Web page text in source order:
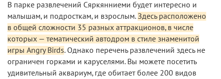
В парке развлечений Сяркянниеми будет интересно и
малышам, и подросткам, и взрослым.Здесь расположено
в общей сложности 35 разных аттракционов, в числе
которых — тематический автодром в стиле знаменитой
игры Angry Birds. Однако перечень развлечений здесь не
ограничен горками и каруселями. Вы можете посетить
удивительный аквариум, где обитает более 200 видов